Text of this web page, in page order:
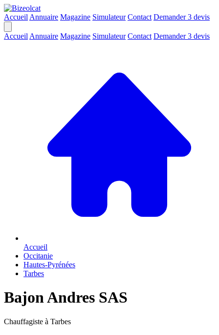
Accueil Annuaire Magazine Simulateur Contact Demander 3 devis
Accueil Annuaire Magazine Simulateur Contact Demander 3 devis
Accueil
Occitanie
Hautes-Pyrénées
Tarbes
Bajon Andres SAS
Chauffagiste à Tarbes